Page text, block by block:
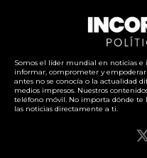
Somos el líder mundial en noticias e
informar, comprometer y
antes no se conocía o la actualidad
medios impresos. Nuestros
teléfono móvil. No importa dónde te
las noticias directamente a ti.